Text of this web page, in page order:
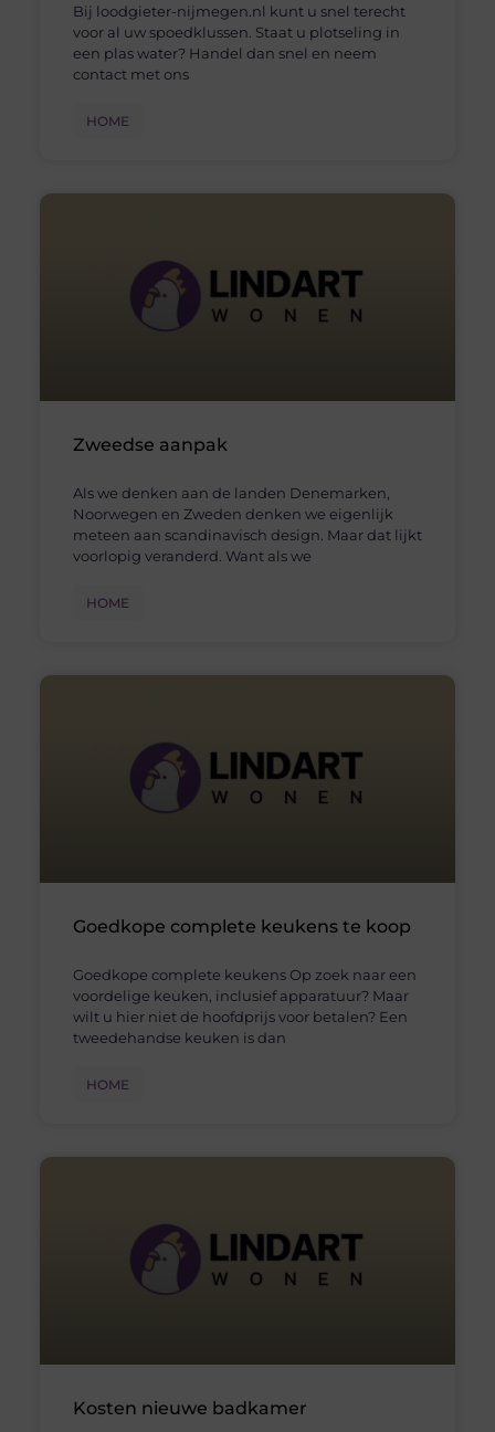
Bij loodgieter-nijmegen.nl kunt u snel terecht
voor al uw spoedklussen. Staat u plotseling in
een plas water? Handel dan snel en neem
contact met ons
HOME
Zweedse aanpak
Als we denken aan de landen Denemarken,
Noorwegen en Zweden denken we eigenlijk
meteen aan scandinavisch design. Maar dat lijkt
voorlopig veranderd. Want als we
HOME
Goedkope complete keukens te koop
Goedkope complete keukens Op zoek naar een
voordelige keuken, inclusief apparatuur? Maar
wilt u hier niet de hoofdprijs voor betalen? Een
tweedehandse keuken is dan
HOME
Kosten nieuwe badkamer